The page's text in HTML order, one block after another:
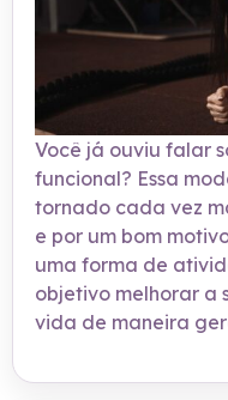
Você já ouviu falar
funcional? Essa
tornado cada vez
e por um bom
uma forma de
objetivo melhorar a
vida de maneira